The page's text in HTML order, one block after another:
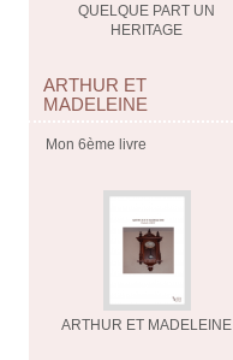
QUELQUE PART UN
HERITAGE
ARTHUR ET
MADELEINE
Mon 6ème livre
ARTHUR ET MADELEINE